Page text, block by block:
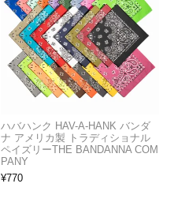
ハバハンク HAV-A-HANK バンダ
ナ アメリカ製 トラディショナル
ペイズリーTHE BANDANNA COM
PANY
¥770